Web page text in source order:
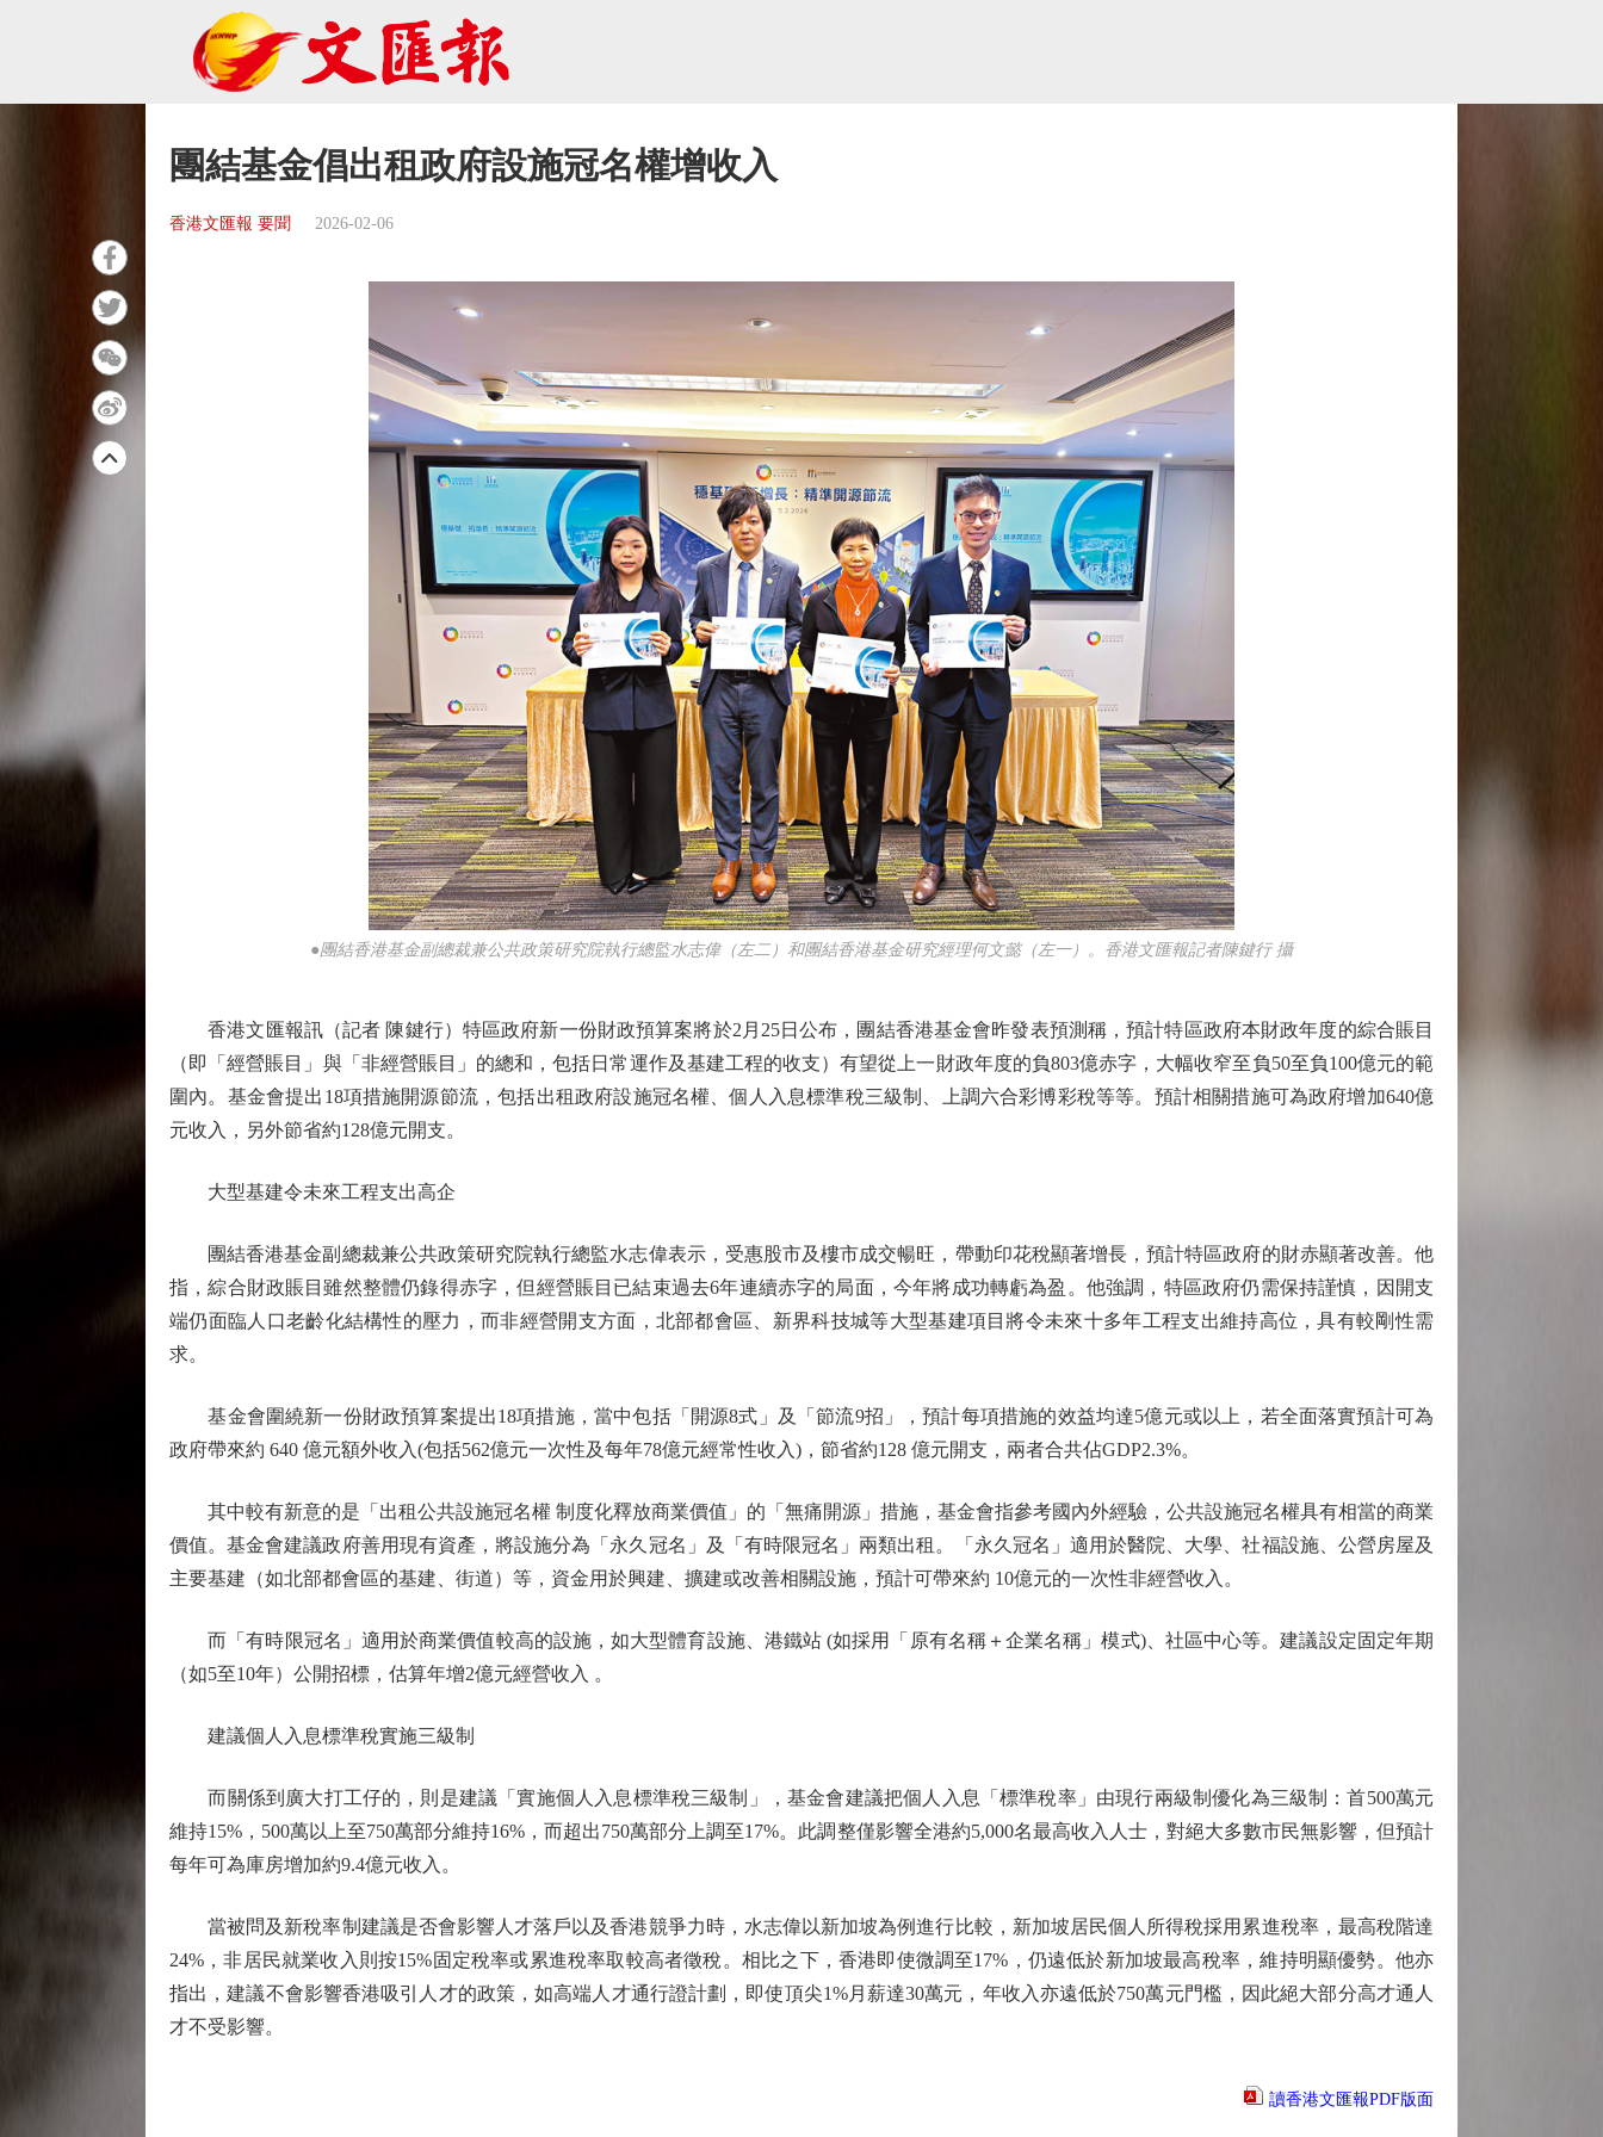
團結基金倡出租政府設施冠名權增收入
香港文匯報 要聞 2026-02-06
●團結香港基金副總裁兼公共政策研究院執行總監水志偉（左二）和團結香港基金研究經理何文懿（左一）。香港文匯報記者陳鍵行 攝
香港文匯報訊（記者 陳鍵行）特區政府新一份財政預算案將於2月25日公布，團結香港基金會昨發表預測稱，預計特區政府本財政年度的綜合賬目
（即「經營賬目」與「非經營賬目」的總和，包括日常運作及基建工程的收支）有望從上一財政年度的負803億赤字，大幅收窄至負50至負100億元的範
圍內。基金會提出18項措施開源節流，包括出租政府設施冠名權、個人入息標準稅三級制、上調六合彩博彩稅等等。預計相關措施可為政府增加640億
元收入，另外節省約128億元開支。
大型基建令未來工程支出高企
團結香港基金副總裁兼公共政策研究院執行總監水志偉表示，受惠股市及樓市成交暢旺，帶動印花稅顯著增長，預計特區政府的財赤顯著改善。他
指，綜合財政賬目雖然整體仍錄得赤字，但經營賬目已結束過去6年連續赤字的局面，今年將成功轉虧為盈。他強調，特區政府仍需保持謹慎，因開支
端仍面臨人口老齡化結構性的壓力，而非經營開支方面，北部都會區、新界科技城等大型基建項目將令未來十多年工程支出維持高位，具有較剛性需
求。
基金會圍繞新一份財政預算案提出18項措施，當中包括「開源8式」及「節流9招」，預計每項措施的效益均達5億元或以上，若全面落實預計可為
政府帶來約 640 億元額外收入(包括562億元一次性及每年78億元經常性收入)，節省約128 億元開支，兩者合共佔GDP2.3%。
其中較有新意的是「出租公共設施冠名權 制度化釋放商業價值」的「無痛開源」措施，基金會指參考國內外經驗，公共設施冠名權具有相當的商業
價值。基金會建議政府善用現有資產，將設施分為「永久冠名」及「有時限冠名」兩類出租。「永久冠名」適用於醫院、大學、社福設施、公營房屋及
主要基建（如北部都會區的基建、街道）等，資金用於興建、擴建或改善相關設施，預計可帶來約 10億元的一次性非經營收入。
而「有時限冠名」適用於商業價值較高的設施，如大型體育設施、港鐵站 (如採用「原有名稱＋企業名稱」模式)、社區中心等。建議設定固定年期
（如5至10年）公開招標，估算年增2億元經營收入 。
建議個人入息標準稅實施三級制
而關係到廣大打工仔的，則是建議「實施個人入息標準稅三級制」，基金會建議把個人入息「標準稅率」由現行兩級制優化為三級制：首500萬元
維持15%，500萬以上至750萬部分維持16%，而超出750萬部分上調至17%。此調整僅影響全港約5,000名最高收入人士，對絕大多數市民無影響，但預計
每年可為庫房增加約9.4億元收入。
當被問及新稅率制建議是否會影響人才落戶以及香港競爭力時，水志偉以新加坡為例進行比較，新加坡居民個人所得稅採用累進稅率，最高稅階達
24%，非居民就業收入則按15%固定稅率或累進稅率取較高者徵稅。相比之下，香港即使微調至17%，仍遠低於新加坡最高稅率，維持明顯優勢。他亦
指出，建議不會影響香港吸引人才的政策，如高端人才通行證計劃，即使頂尖1%月薪達30萬元，年收入亦遠低於750萬元門檻，因此絕大部分高才通人
才不受影響。
讀香港文匯報PDF版面